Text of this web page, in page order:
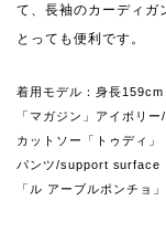
て、長袖のカーディガ
とっても便利です。
着用モデル：身長159cm
「マガジン」アイボリ
カットソー「トゥディ
パンツ/support surface
「ル アーブルポンチョ